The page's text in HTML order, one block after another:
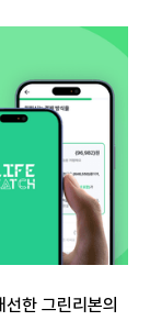
한 그린리본의